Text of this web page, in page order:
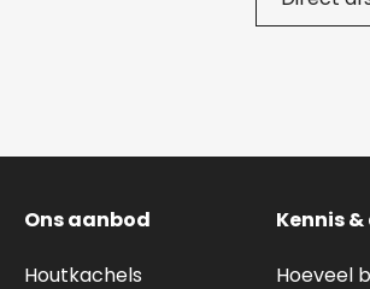
Ons aanbod
Houtkachels
Kennis
Hoeveel